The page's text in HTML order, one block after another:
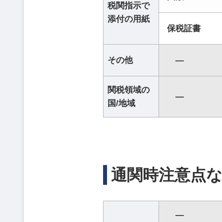
税関指示で
添付の用紙
保税証書
その他 ―
関税領域の
国/地域
―
通関時注意点
―